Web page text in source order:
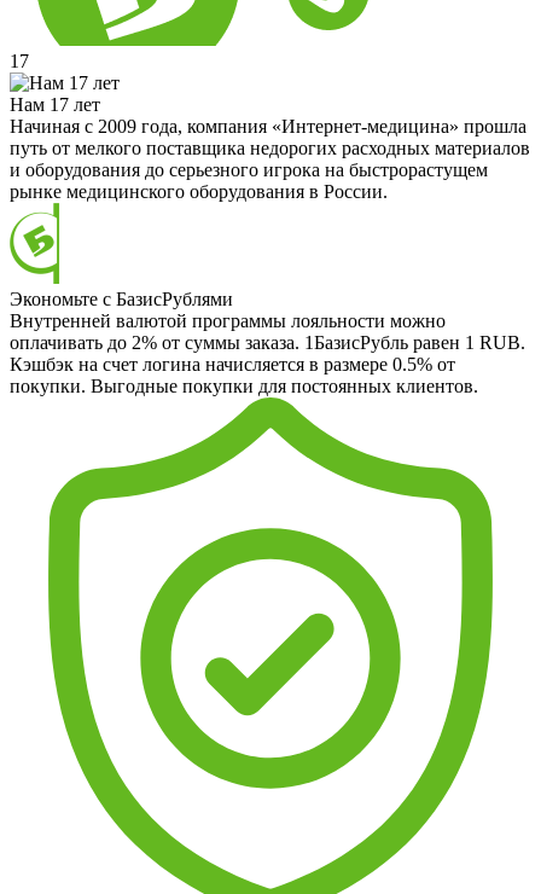
17
Нам 17 лет
Начиная с 2009 года, компания «Интернет-медицина» прошла
путь от мелкого поставщика недорогих расходных материалов
и оборудования до серьезного игрока на быстрорастущем
рынке медицинского оборудования в России.
Экономьте с БазисРублями
Внутренней валютой программы лояльности можно
оплачивать до 2% от суммы заказа. 1БазисРубль равен 1 RUB.
Кэшбэк на счет логина начисляется в размере 0.5% от
покупки. Выгодные покупки для постоянных клиентов.